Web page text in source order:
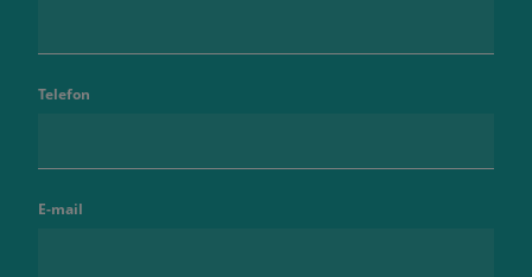
Telefon
E-mail